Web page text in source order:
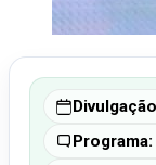
Programa: